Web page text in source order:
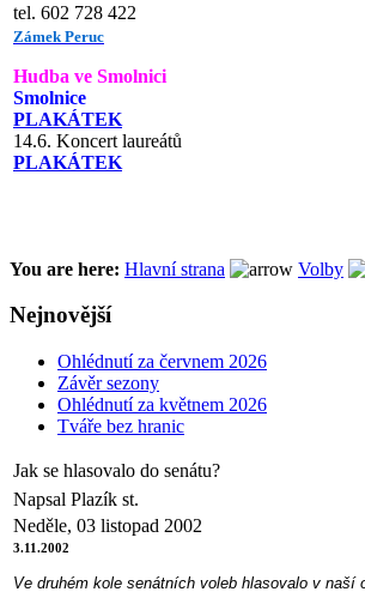
tel. 602 728 422
Zámek Peruc
Hudba ve Smolnici
Smolnice
PLAKÁTEK
14.6. Koncert laureátů
PLAKÁTEK
You are here: Hlavní strana Volby
Nejnovější
Ohlédnutí za červnem 2026
Závěr sezony
Ohlédnutí za květnem 2026
Tváře bez hranic
Jak se hlasovalo do senátu?
Napsal Plazík st.
Neděle, 03 listopad 2002
3.11.2002
Ve druhém kole senátních voleb hlasovalo v